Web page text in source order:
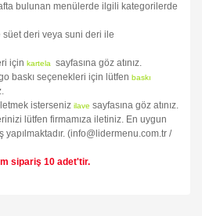
bulunan menülerde ilgili kategorilerde
süet deri veya suni deri ile
için kartela
sayfasına göz atınız.
baskı seçenekleri için lütfen baskı
isterseniz ilave sayfasına göz atınız.
lütfen firmamıza iletiniz. En uygun
yapılmaktadır. (info@lidermenu.com.tr /
sipariş 10 adet'tir.